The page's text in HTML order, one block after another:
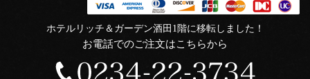
ホテルリッチ＆ガーデン酒田1階に移転しました！
お電話でのご注文はこちらから